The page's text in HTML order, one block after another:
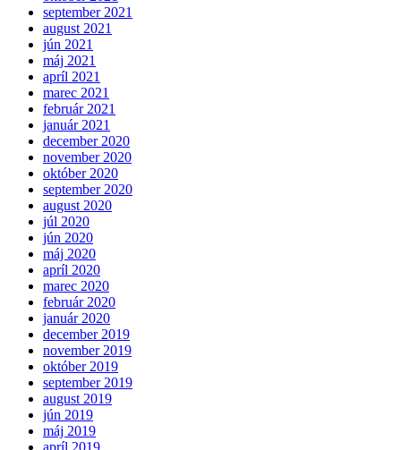
september 2021
august 2021
jún 2021
máj 2021
apríl 2021
marec 2021
február 2021
január 2021
december 2020
november 2020
október 2020
september 2020
august 2020
júl 2020
jún 2020
máj 2020
apríl 2020
marec 2020
február 2020
január 2020
december 2019
november 2019
október 2019
september 2019
august 2019
jún 2019
máj 2019
apríl 2019